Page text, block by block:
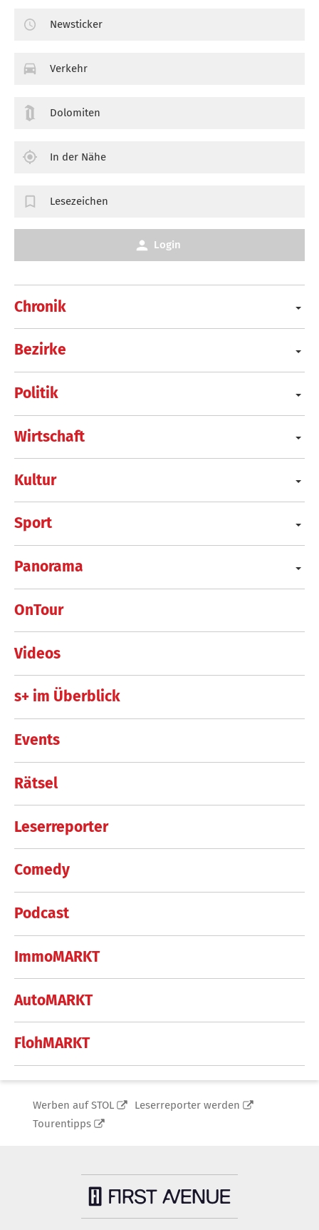
Chronik
Bezirke
Politik
Wirtschaft
Kultur
Sport
Panorama
OnTour
Videos
s+ im Überblick
Events
Rätsel
Leserreporter
Comedy
Podcast
ImmoMARKT
AutoMARKT
FlohMARKT
Newsticker
Verkehr
Dolomiten
In der Nähe
Lesezeichen
Login
Werben auf STOL
Leserreporter werden
Tourentipps